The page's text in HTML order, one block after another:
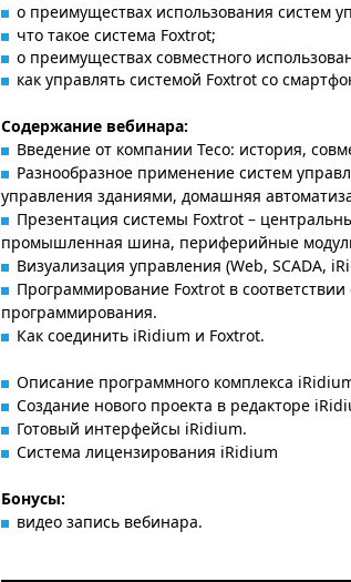
о преимуществах использования систем
что такое система Foxtrot;
о преимуществах совместного
как управлять системой Foxtrot со
Содержание вебинара:
Введение от компании Teco: история,
Разнообразное применение систем
управления зданиями, домашняя
Презентация системы Foxtrot –
промышленная шина, периферийные
Визуализация управления (Web, SCADA,
Программирование Foxtrot в
программирования.
Как соединить iRidium и Foxtrot.
Описание программного комплекса
Создание нового проекта в редакторе
Готовый интерфейсы iRidium.
Система лицензирования iRidium
Бонусы:
видео запись вебинара.